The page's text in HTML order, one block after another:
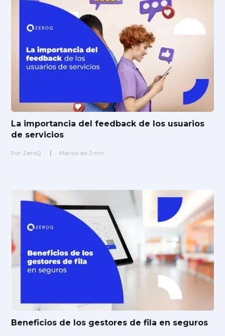
La importancia del feedback de los usuarios
de servicios
Por ZeroQ Menos de 3 min.
Beneficios de los gestores de fila en seguros